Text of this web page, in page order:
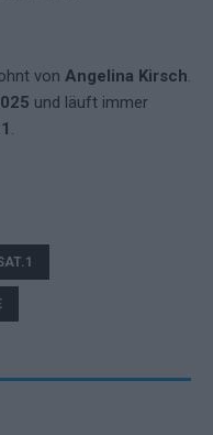
von Angelina Kirsch.
und läuft immer
.